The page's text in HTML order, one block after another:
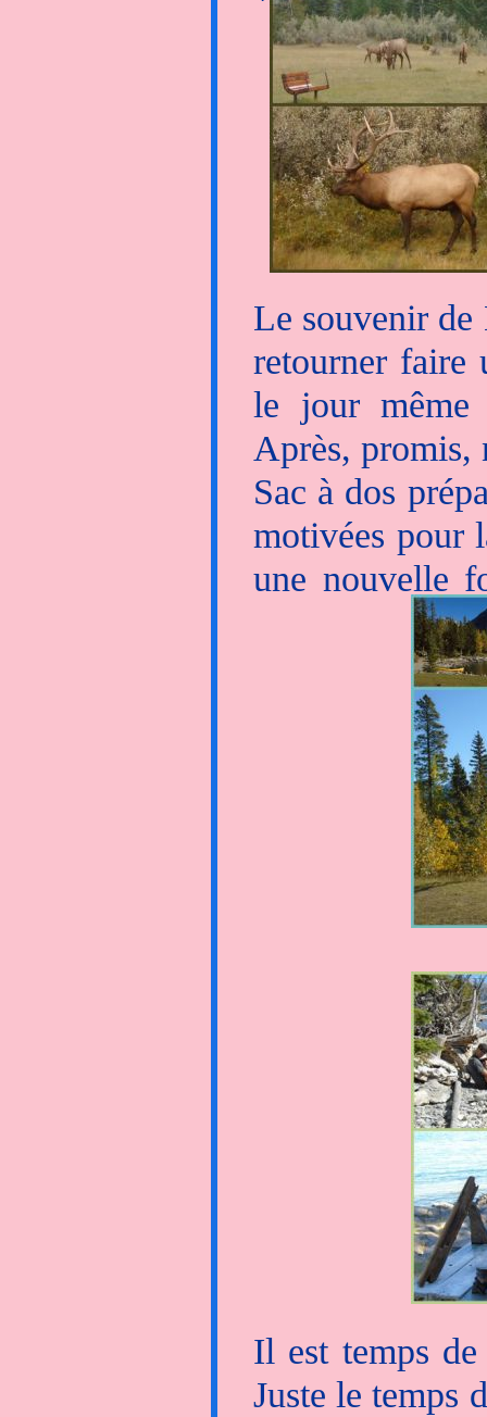
Il est temps
Juste le temps
Le souvenir de
retourner faire
le jour même
Après, promis,
Sac à dos
motivées pour
une nouvelle
décollage à
caresse les
sillonnant la
éviter une
poivre
nous ne
randonnée
flan de falaise.
De retour de
Deux familles
l'après-midi
ravies de